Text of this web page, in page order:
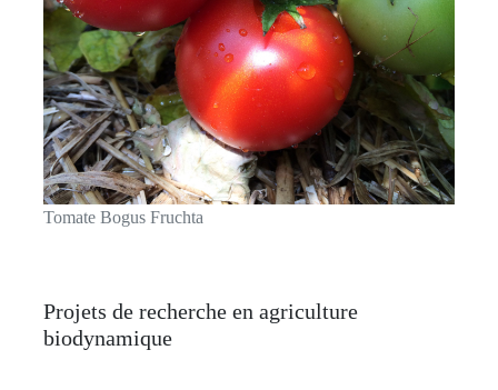
Tomate Bogus Fruchta
Projets de recherche en agriculture
biodynamique